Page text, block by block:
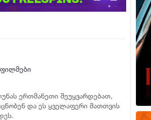
ერთმანეთი შეუყვარდებათ,
და ეს ყველაფერი მათთვის